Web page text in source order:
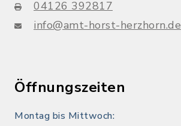
04126 392817
info@amt-horst-herzhorn.de
Öffnungszeiten
Montag bis Mittwoch: